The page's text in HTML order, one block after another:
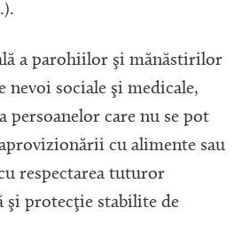
a parohiilor şi mănăstirilor
nevoi sociale şi medicale,
persoanelor care nu se pot
cu alimente sau
respectarea tuturor
şi protecţie stabilite de